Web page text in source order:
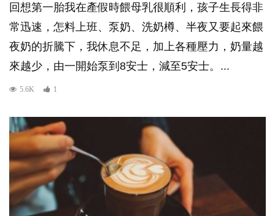
回想第一胎我在產假時餵母乳很順利，孩子生長得非
常迅速，怎料上班、泵奶、洗奶樽、半夜又要起來餵
夜奶的折騰下，我休息不足，加上各種壓力，奶量越
來越少，由一開始泵到8安士，減至5安士。...
5.6K 1